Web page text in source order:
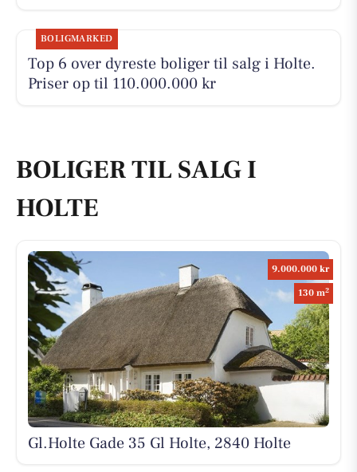
BOLIGMARKED
Top 6 over dyreste boliger til salg i Holte.
Priser op til 110.000.000 kr
BOLIGER TIL SALG I
HOLTE
9.000.000 kr
130 m2
Gl.Holte Gade 35 Gl Holte, 2840 Holte